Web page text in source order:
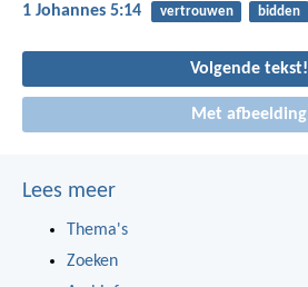
1 Johannes 5:14 vertrouwen bidden
Volgende tekst!
Met afbeelding
Lees meer
Thema's
Zoeken